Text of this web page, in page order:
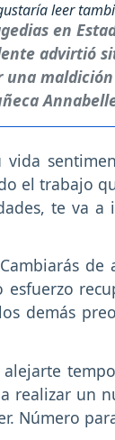
leer
en
advirtió
una
vida
el trabajo
te va
Cambiarás de
demás
alejarte
realizar un
Número